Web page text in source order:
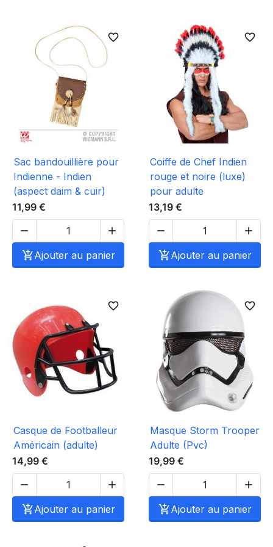
favorite_border
Sac bandouillière pour
Indienne - Indien
(aspect daim & cuir)
11,99 €


Ajouter au panier
favorite_border
Coiffe de Chef Indien
rouge et noire (luxe)
pour adulte
13,19 €


Ajouter au panier
favorite_border
Casque de Footballeur
Américain (adulte)
14,99 €


Ajouter au panier
favorite_border
Masque Storm Trooper
Adulte (Pvc)
19,99 €


Ajouter au panier